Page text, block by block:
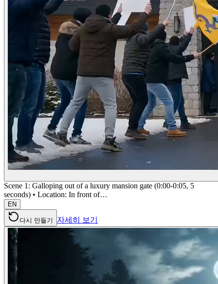
Scene 1: Galloping out of a luxury mansion gate (0:00-0:05, 5
seconds) • Location: In front of…
EN
다시 만들기 자세히 보기